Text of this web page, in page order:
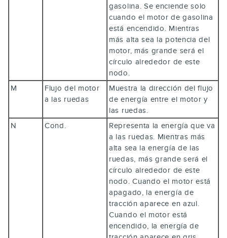
gasolina. Se enciende solo
cuando el motor de gasolina
está encendido. Mientras
más alta sea la potencia del
motor, más grande será el
círculo alrededor de este
nodo.
M
Flujo del motor
a las ruedas
Muestra la dirección del flujo
de energía entre el motor y
las ruedas.
N
Cond.
Representa la energía que va
a las ruedas. Mientras más
alta sea la energía de las
ruedas, más grande será el
círculo alrededor de este
nodo. Cuando el motor está
apagado, la energía de
tracción aparece en azul.
Cuando el motor está
encendido, la energía de